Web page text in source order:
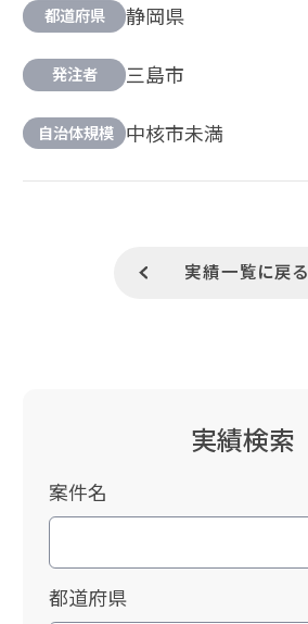
都道府県 静岡県
発注者 三島市
自治体規模 中核市未満
実績一覧に戻る
実績検索
案件名
都道府県